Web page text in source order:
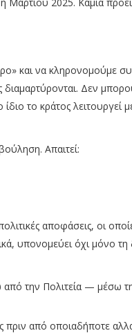
και να κληρονομούμε
Δεν
το κράτος λειτουργεί
Απαιτεί:
αποφάσεις, οι
υπονομεύει όχι μόνο
την Πολιτεία — μέσω
πριν από οποιαδήποτε